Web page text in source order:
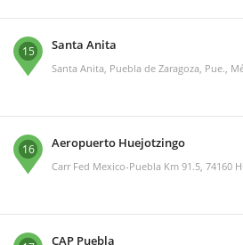
15 Santa Anita
Santa Anita, Puebla de Zaragoza, Pue.,
16 Aeropuerto Huejotzingo
Carr Fed Mexico-Puebla Km 91.5, 74160
CAP Puebla